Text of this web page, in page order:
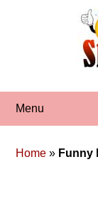
Menu
Home » Funny